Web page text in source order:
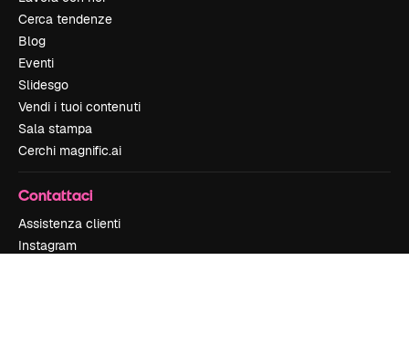
Cerca tendenze
Blog
Eventi
Slidesgo
Vendi i tuoi contenuti
Sala stampa
Cerchi magnific.ai
Contattaci
Assistenza clienti
Instagram